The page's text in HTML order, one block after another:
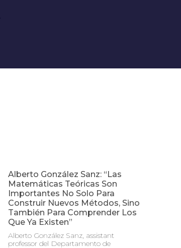
Alberto González Sanz: “Las
Matemáticas Teóricas Son
Importantes No Solo Para
Construir Nuevos Métodos, Sino
También Para Comprender Los
Que Ya Existen”
Alberto González Sanz, assistant
professor del Departamento de